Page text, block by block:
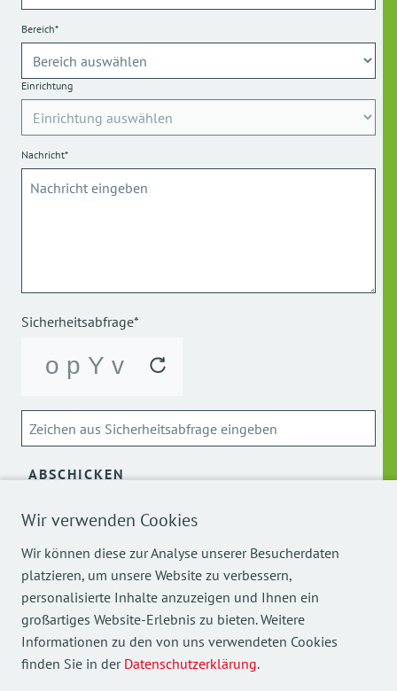
Wir verwenden Cookies
Wir können diese zur Analyse unserer Besucherdaten
platzieren, um unsere Website zu verbessern,
personalisierte Inhalte anzuzeigen und Ihnen ein
großartiges Website-Erlebnis zu bieten. Weitere
Informationen zu den von uns verwendeten Cookies
finden Sie in der Datenschutzerklärung.
Bereich*
Einrichtung
Nachricht*
Sicherheitsabfrage*
ABSCHICKEN
Über die Verarbeitung meiner personenbezogenen Daten
Mehr Einblicke in unsere Arbeit finden Sie auch auf